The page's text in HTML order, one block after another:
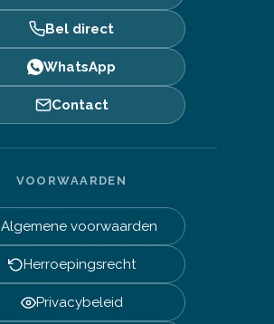
Bel direct
WhatsApp
Contact
VOORWAARDEN
Algemene voorwaarden
Herroepingsrecht
Privacybeleid